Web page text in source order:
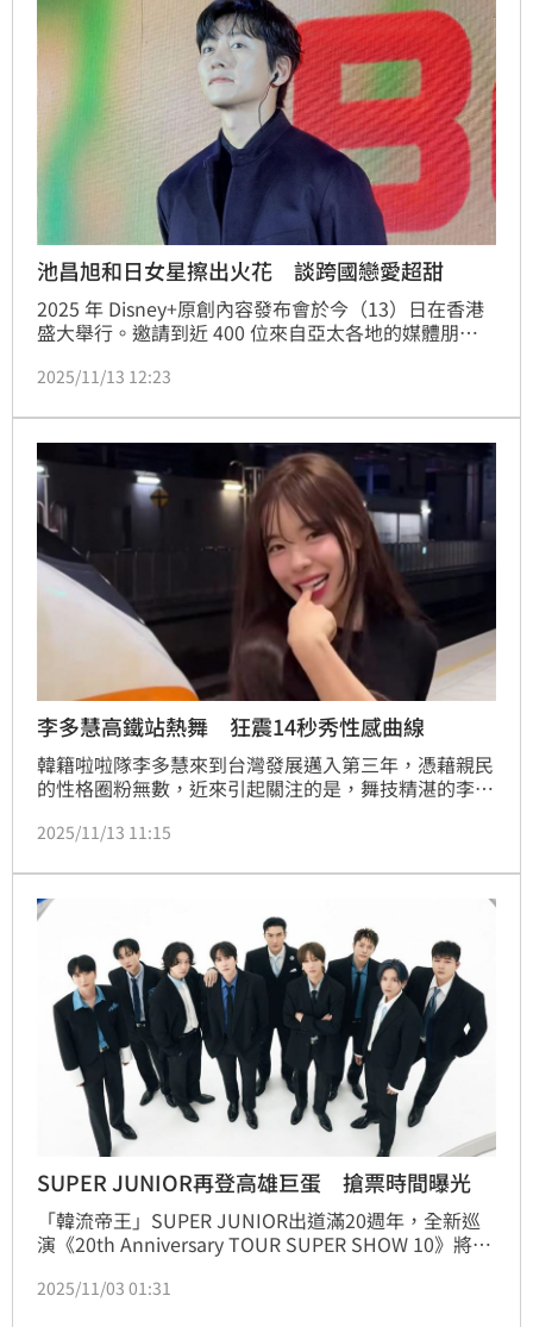
池昌旭和日女星擦出火花 談跨國戀愛超甜
2025 年 Disney+原創內容發布會於今（13）日在香港
盛大舉行。邀請到近 400 位來自亞太各地的媒體朋友
星今田美櫻，將在 Disney+ 全新韓日合製浪漫喜劇
由 CJ ENM 打造、與日本電視台 Nippon TV 共同製
作，預計2026年上線，目前正於韓國與日本兩地同步
拍攝。
2025/11/13 12:23
李多慧高鐵站熱舞 狂震14秒秀性感曲線
韓籍啦啦隊李多慧來到台灣發展邁入第三年，憑藉親民
的性格圈粉無數，近來引起關注的是，舞技精湛的李多
友看得目不轉睛。蔡佩伶報導
2025/11/13 11:15
SUPER JUNIOR再登高雄巨蛋 搶票時間曝光
「韓流帝王」SUPER JUNIOR出道滿20週年，全新巡
演《20th Anniversary TOUR SUPER SHOW 10》將登
「SUPER JUNIOR 20th Anniversary TOUR <SUPER
2025/11/03 01:31